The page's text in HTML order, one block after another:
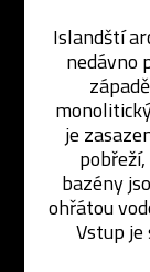
Islandští
nedávno
je
bazény
ohřátou
Vstup